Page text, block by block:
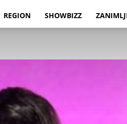
REGION SHOWBIZZ